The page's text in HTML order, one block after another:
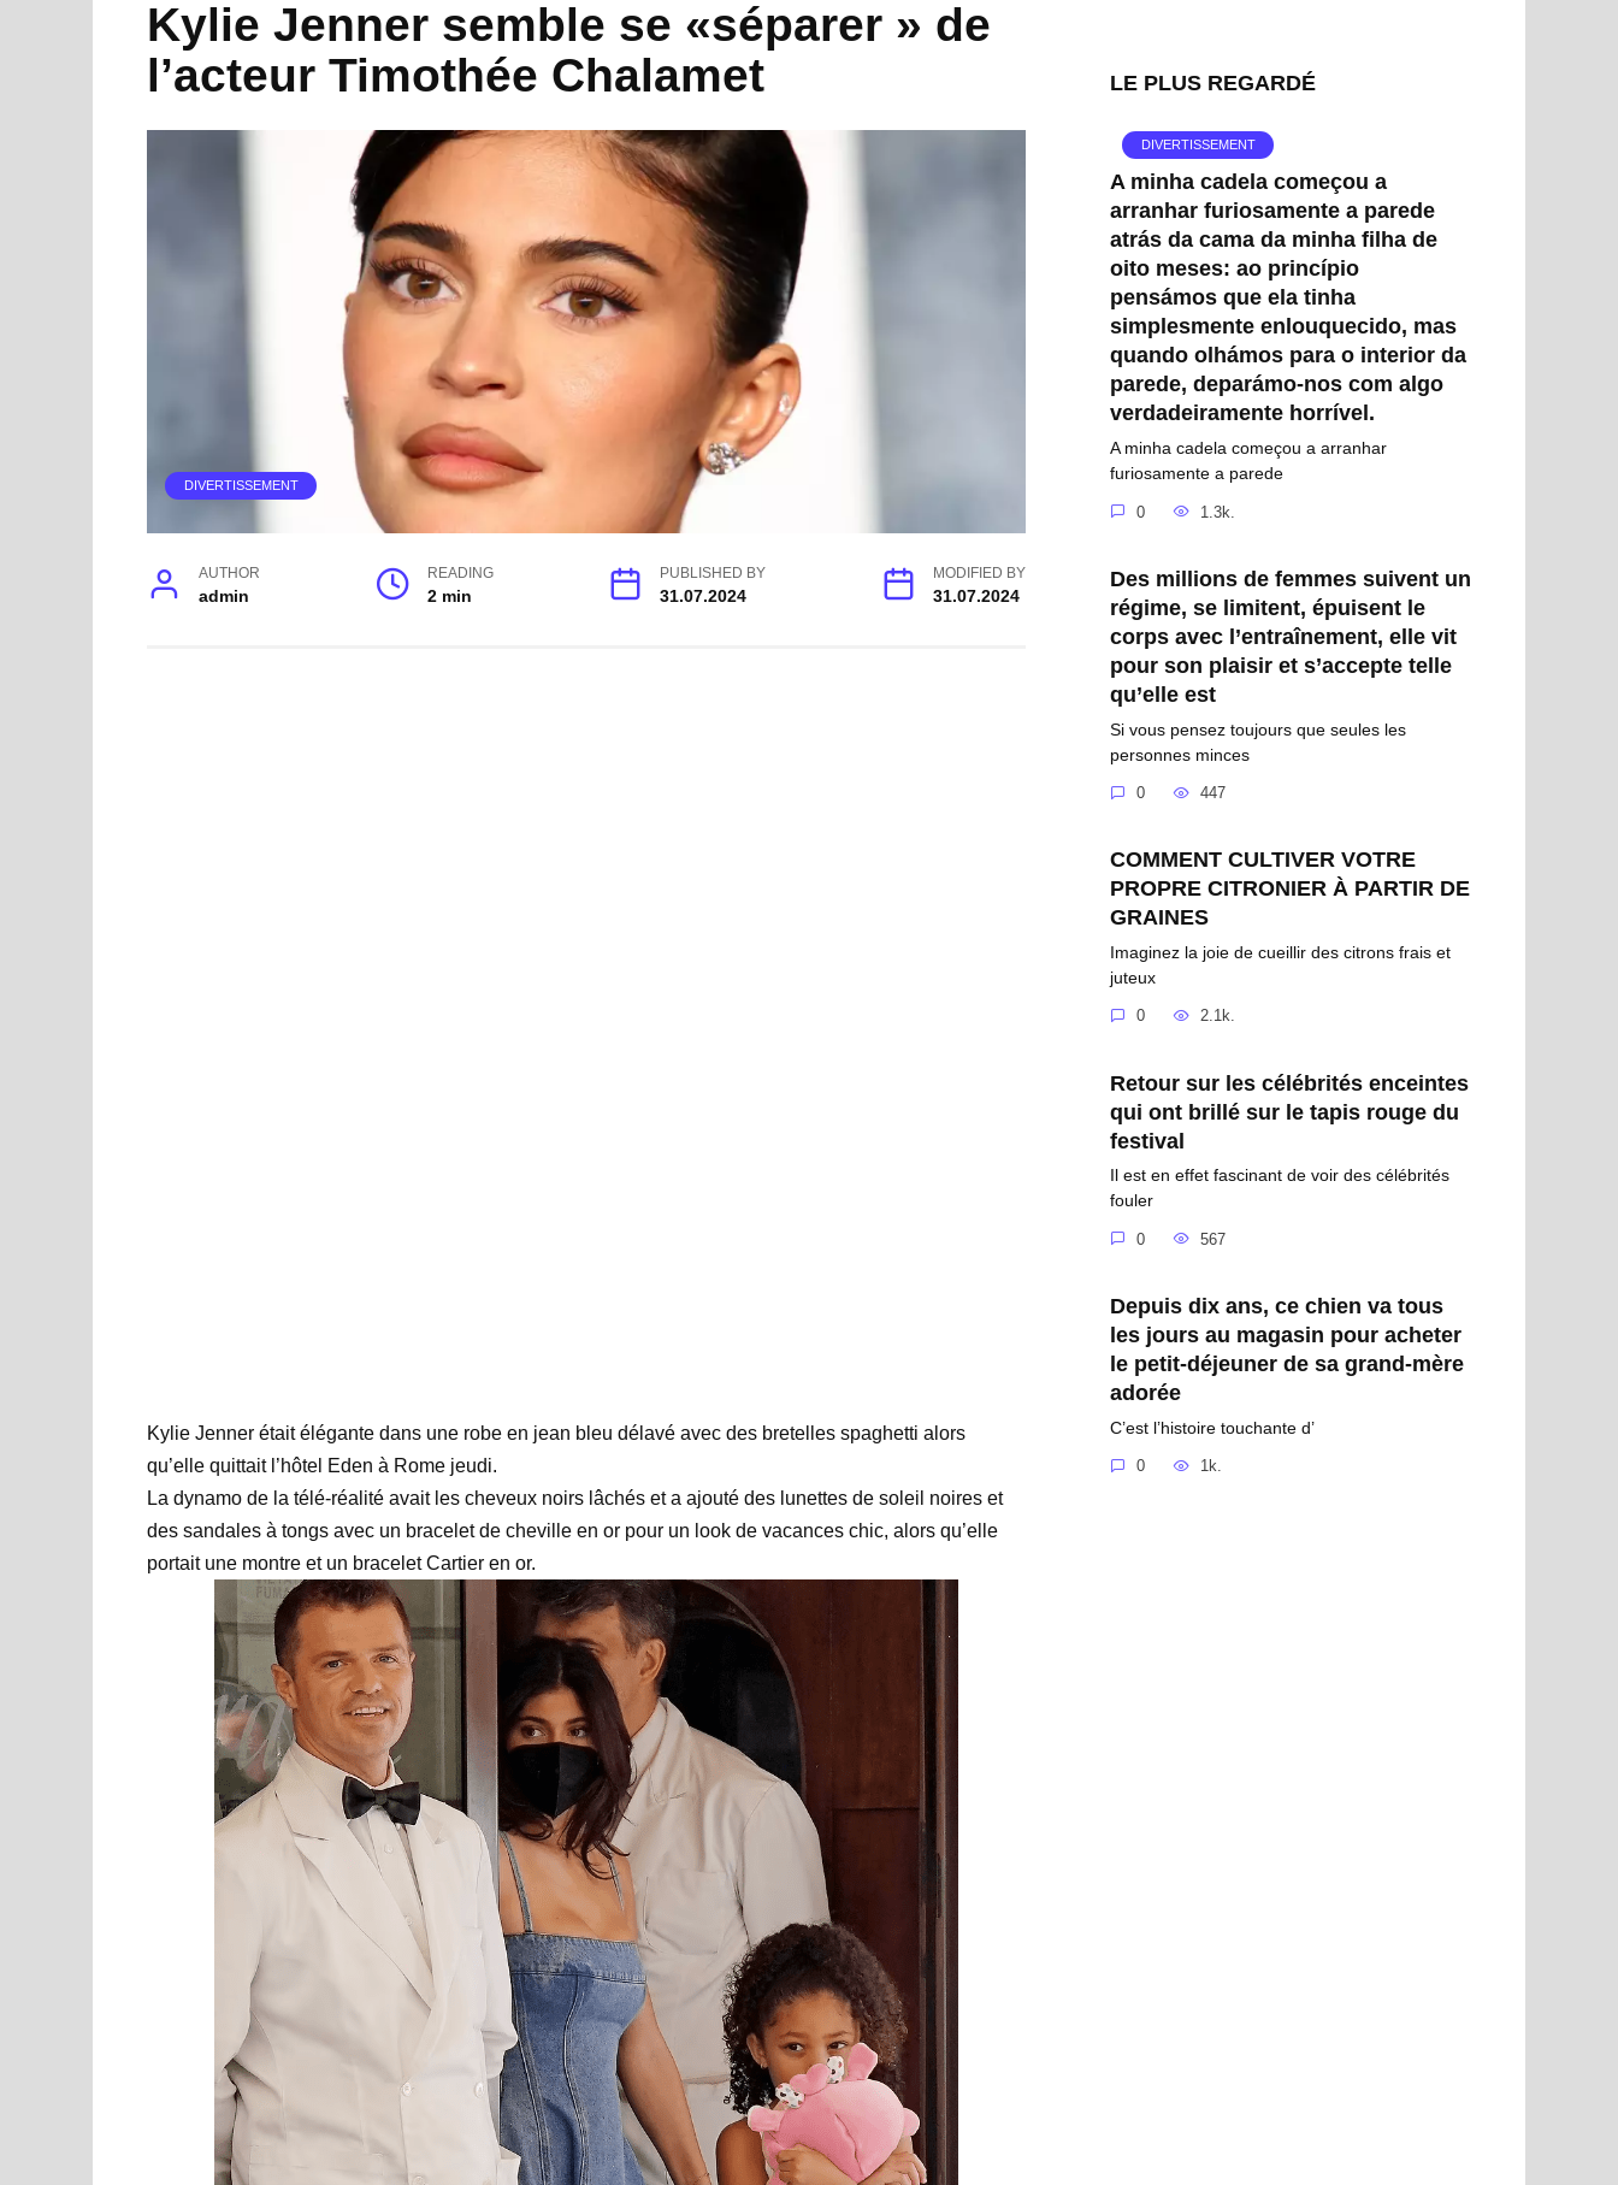
Kylie Jenner semble se «séparer » de
l’acteur Timothée Chalamet
DIVERTISSEMENT
AUTHOR
admin
READING
2 min
PUBLISHED BY
31.07.2024
MODIFIED BY
31.07.2024
Kylie Jenner était élégante dans une robe en jean bleu délavé avec des bretelles spaghetti alors
qu’elle quittait l’hôtel Eden à Rome jeudi.
La dynamo de la télé-réalité avait les cheveux noirs lâchés et a ajouté des lunettes de soleil noires et
des sandales à tongs avec un bracelet de cheville en or pour un look de vacances chic, alors qu’elle
portait une montre et un bracelet Cartier en or.
LE PLUS REGARDÉ
DIVERTISSEMENT
A minha cadela começou a
arranhar furiosamente a parede
atrás da cama da minha filha de
oito meses: ao princípio
pensámos que ela tinha
simplesmente enlouquecido, mas
quando olhámos para o interior da
parede, deparámo-nos com algo
verdadeiramente horrível.
A minha cadela começou a arranhar
furiosamente a parede
0 1.3k.
Des millions de femmes suivent un
régime, se limitent, épuisent le
corps avec l’entraînement, elle vit
pour son plaisir et s’accepte telle
qu’elle est
Si vous pensez toujours que seules les
personnes minces
0 447
COMMENT CULTIVER VOTRE
PROPRE CITRONIER À PARTIR DE
GRAINES
Imaginez la joie de cueillir des citrons frais et
juteux
0 2.1k.
Retour sur les célébrités enceintes
qui ont brillé sur le tapis rouge du
festival
Il est en effet fascinant de voir des célébrités
fouler
0 567
Depuis dix ans, ce chien va tous
les jours au magasin pour acheter
le petit-déjeuner de sa grand-mère
adorée
C’est l’histoire touchante d’
0 1k.